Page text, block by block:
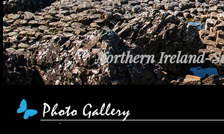
Northern Ireland-
เส้นทาง Egypt-